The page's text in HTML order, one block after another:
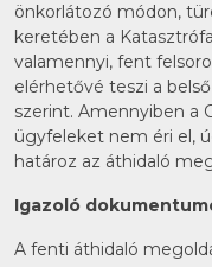
önkorlátozó módon,
keretében a
valamennyi, fent
elérhetővé teszi a
szerint. Amennyiben a
ügyfeleket nem éri el,
határoz az áthidaló
Igazoló
A fenti áthidaló